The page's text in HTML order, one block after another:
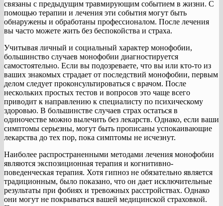
связаны с предыдущим травмирующим событием в жизни. С
помощью терапии и лечения эти события могут быть
обнаружены и обработаны профессионалом. После лечения
вы часто можете жить без беспокойства и страха.
Учитывая личный и социальный характер монофобии,
большинство случаев монофобии диагностируется
самостоятельно. Если вы подозреваете, что вы или кто-то из
ваших знакомых страдает от последствий монофобии, первым
делом следует проконсультироваться с врачом. После
нескольких простых тестов и вопросов это чаще всего
приводит к направлению к специалисту по психическому
здоровью. В большинстве случаев страх остаться в
одиночестве можно вылечить без лекарств. Однако, если ваши
симптомы серьезны, могут быть прописаны успокаивающие
лекарства до тех пор, пока симптомы не исчезнут.
Наиболее распространенными методами лечения монофобии
являются экспозиционная терапия и когнитивно-
поведенческая терапия. Хотя гипноз не обязательно является
традиционным, было показано, что он дает исключительные
результаты при фобиях и тревожных расстройствах. Однако
они могут не покрываться вашей медицинской страховкой.